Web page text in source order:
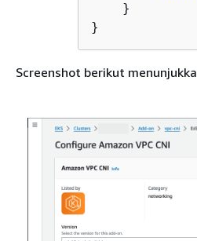
    }
}
Screenshot berikut